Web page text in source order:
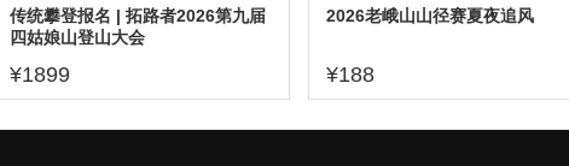
传统攀登报名 | 拓路者2026第九届
四姑娘山登山大会
¥1899
2026老峨山山径赛夏夜追风
¥188